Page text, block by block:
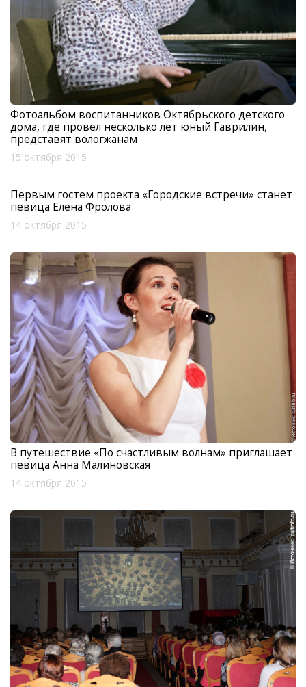
Фотоальбом воспитанников Октябрьского детского
дома, где провел несколько лет юный Гаврилин,
представят вологжанам
15 октября 2015
Первым гостем проекта «Городские встречи» станет
певица Елена Фролова
14 октября 2015
В путешествие «По счастливым волнам» приглашает
певица Анна Малиновская
14 октября 2015